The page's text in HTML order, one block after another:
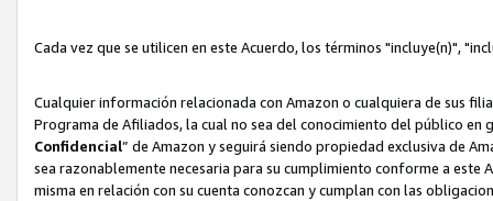
Cada vez que se utilicen en este Acuerdo, los términos "incluye(n)",
Cualquier información relacionada con Amazon o cualquiera de sus
Programa de Afiliados, la cual no sea del conocimiento del público
Confidencial” de Amazon y seguirá siendo propiedad exclusiva de
sea razonablemente necesaria para su cumplimiento conforme a
misma en relación con su cuenta conozcan y cumplan con las